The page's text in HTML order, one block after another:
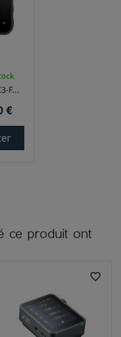
F...
€
ce produit ont
favorite_border